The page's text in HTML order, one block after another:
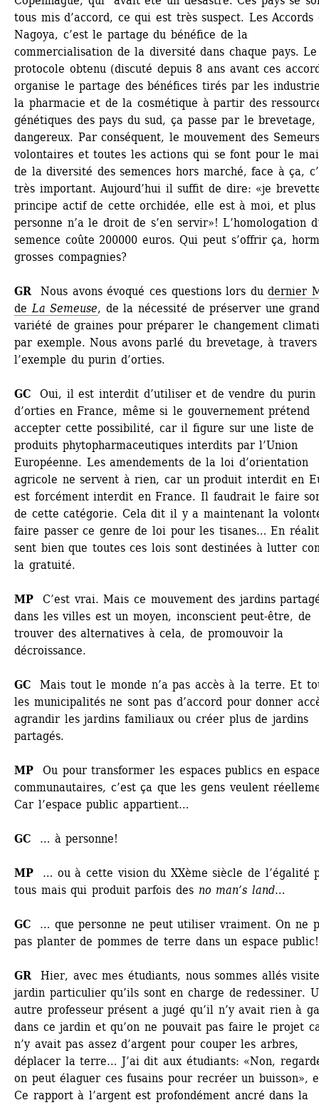
tous mis d’accord, ce qui est très suspect. Les Accords
Nagoya, c’est le partage du bénéfice de la
commercialisation de la diversité dans chaque pays. Le
protocole obtenu (discuté depuis 8 ans avant ces
organise le partage des bénéfices tirés par les
la pharmacie et de la cosmétique à partir des
génétiques des pays du sud, ça passe par le brevetage,
dangereux. Par conséquent, le mouvement des Semeurs
volontaires et toutes les actions qui se font pour le
de la diversité des semences hors marché, face à ça,
très important. Aujourd’hui il suffit de dire: «je
principe actif de cette orchidée, elle est à moi, et plus
personne n’a le droit de s’en servir»! L’homologation
semence coûte 200000 euros. Qui peut s’offrir ça,
grosses compagnies?
GR Nous avons évoqué ces questions lors du dernier
de La Semeuse, de la nécessité de préserver une
variété de graines pour préparer le changement
par exemple. Nous avons parlé du brevetage, à travers
l’exemple du purin d’orties.
GC Oui, il est interdit d’utiliser et de vendre du purin
d’orties en France, même si le gouvernement prétend
accepter cette possibilité, car il figure sur une liste de
produits phytopharmaceutiques interdits par l’Union
Européenne. Les amendements de la loi d’orientation
agricole ne servent à rien, car un produit interdit en
est forcément interdit en France. Il faudrait le faire
de cette catégorie. Cela dit il y a maintenant la
faire passer ce genre de loi pour les tisanes… En
sent bien que toutes ces lois sont destinées à lutter
la gratuité.
MP C’est vrai. Mais ce mouvement des jardins
dans les villes est un moyen, inconscient peut-être, de
trouver des alternatives à cela, de promouvoir la
décroissance.
GC Mais tout le monde n’a pas accès à la terre. Et
les municipalités ne sont pas d’accord pour donner
agrandir les jardins familiaux ou créer plus de jardins
partagés.
MP Ou pour transformer les espaces publics en
communautaires, c’est ça que les gens veulent
Car l’espace public appartient…
GC … à personne!
MP … ou à cette vision du XXème siècle de l’égalité
tous mais qui produit parfois des no man’s land…
GC … que personne ne peut utiliser vraiment. On ne
pas planter de pommes de terre dans un espace public!
GR Hier, avec mes étudiants, nous sommes allés
jardin particulier qu’ils sont en charge de redessiner.
autre professeur présent a jugé qu’il n’y avait rien à
dans ce jardin et qu’on ne pouvait pas faire le projet
n’y avait pas assez d’argent pour couper les arbres,
déplacer la terre… J’ai dit aux étudiants: «Non,
on peut élaguer ces fusains pour recréer un buisson»,
Ce rapport à l’argent est profondément ancré dans la